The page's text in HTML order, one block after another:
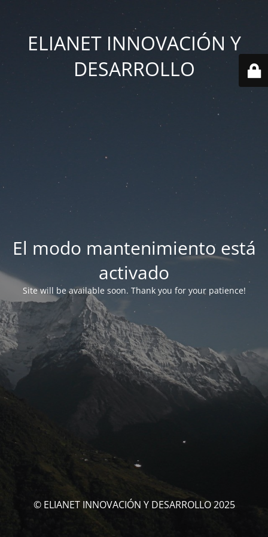
ELIANET INNOVACIÓN Y
DESARROLLO
El modo mantenimiento está
activado
Site will be available soon. Thank you for your patience!
© ELIANET INNOVACIÓN Y DESARROLLO 2025